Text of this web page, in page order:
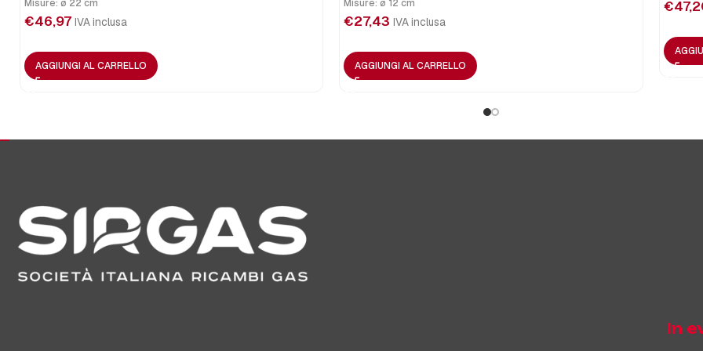
Misure: ø 22 cm
€46,97 IVA inclusa
AGGIUNGI AL CARRELLO
Misure: ø 12 cm
€27,43 IVA inclusa
AGGIUNGI AL CARRELLO
€
In